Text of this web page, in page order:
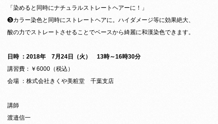
「染めると同時にナチュラルストレートヘアーに！」
❸カラー染色と同時にストレートヘアに。ハイダメージ等に効果絶大、
酸の力でストレートさせることでベースから綺麗に和漢染色できます。
日時 ：2018年 7月24日（火） 13時～16時30分
講習費：￥6000（税込）
会場 ：株式会社きくや美粧堂 千葉支店
講師
渡邉信一